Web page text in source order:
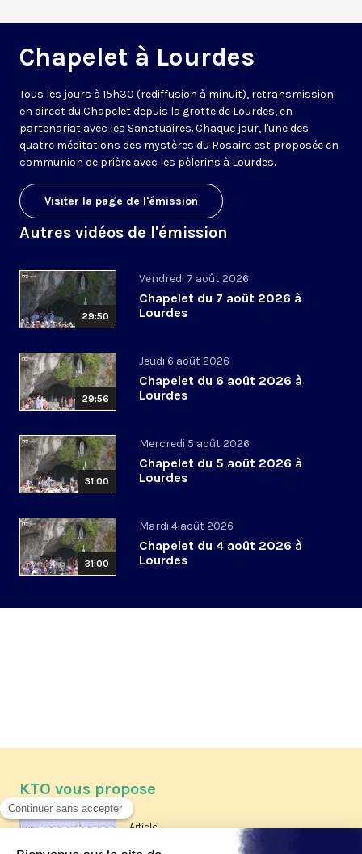
Chapelet à Lourdes
Tous les jours à 15h30 (rediffusion à minuit), retransmission
en direct du Chapelet depuis la grotte de Lourdes, en
partenariat avec les Sanctuaires. Chaque jour, l'une des
quatre méditations des mystères du Rosaire est proposée en
communion de prière avec les pèlerins à Lourdes.
Visiter la page de l'émission
Autres vidéos de l'émission
29:50
Vendredi 7 août 2026
Chapelet du 7 août 2026 à
Lourdes
29:56
Jeudi 6 août 2026
Chapelet du 6 août 2026 à
Lourdes
31:00
Mercredi 5 août 2026
Chapelet du 5 août 2026 à
Lourdes
31:00
Mardi 4 août 2026
Chapelet du 4 août 2026 à
Lourdes
KTO vous propose
Article
Les reportages d'été 2026 de KTO